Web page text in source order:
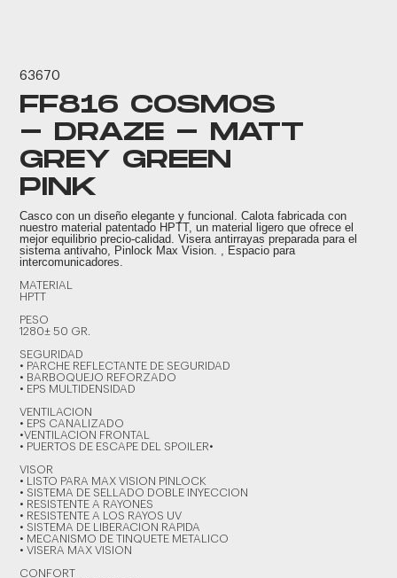
63670
FF816 COSMOS
- DRAZE - MATT
GREY GREEN
PINK
Casco con un diseño elegante y funcional. Calota fabricada con
nuestro material patentado HPTT, un material ligero que ofrece el
mejor equilibrio precio-calidad. Visera antirrayas preparada para el
sistema antivaho, Pinlock Max Vision. , Espacio para
intercomunicadores.
MATERIAL
HPTT
PESO
1280± 50 GR.
SEGURIDAD
• PARCHE REFLECTANTE DE SEGURIDAD
• BARBOQUEJO REFORZADO
• EPS MULTIDENSIDAD
VENTILACION
• EPS CANALIZADO
•VENTILACION FRONTAL
• PUERTOS DE ESCAPE DEL SPOILER•
VISOR
• LISTO PARA MAX VISION PINLOCK
• SISTEMA DE SELLADO DOBLE INYECCION
• RESISTENTE A RAYONES
• RESISTENTE A LOS RAYOS UV
• SISTEMA DE LIBERACION RAPIDA
• MECANISMO DE TINQUETE METALICO
• VISERA MAX VISION
CONFORT